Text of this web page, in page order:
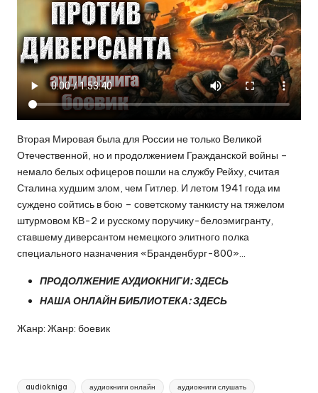
Вторая Мировая была для России не только Великой
Отечественной, но и продолжением Гражданской войны –
немало белых офицеров пошли на службу Рейху, считая
Сталина худшим злом, чем Гитлер. И летом 1941 года им
суждено сойтись в бою – советскому танкисту на тяжелом
штурмовом КВ-2 и русскому поручику-белоэмигранту,
ставшему диверсантом немецкого элитного полка
специального назначения «Бранденбург-800»…
ПРОДОЛЖЕНИЕ АУДИОКНИГИ:ЗДЕСЬ
НАША ОНЛАЙН БИБЛИОТЕКА:ЗДЕСЬ
Жанр: Жанр: боевик
Метки:
audiokniga аудиокниги онлайн аудиокниги слушать